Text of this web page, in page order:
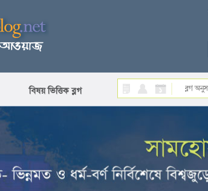
বিষয় ভিত্তিক ব্লগ